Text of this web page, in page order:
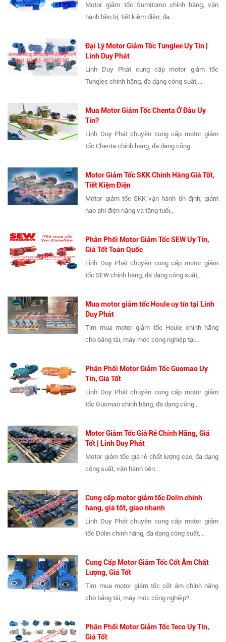
Motor giảm tốc Sumitomo chính hãng, vận
hành bền bỉ, tiết kiệm điện, đa...
Đại Lý Motor Giảm Tốc Tunglee Uy Tín |
Linh Duy Phát
Linh Duy Phát cung cấp motor giảm tốc
Tunglee chính hãng, đa dạng công suất,...
Mua Motor Giảm Tốc Chenta Ở Đâu Uy
Tín?
Linh Duy Phát chuyên cung cấp motor giảm
tốc Chenta chính hãng, đa dạng công...
Motor Giảm Tốc SKK Chính Hãng Giá Tốt,
Tiết Kiệm Điện
Motor giảm tốc SKK vận hành ổn định, giảm
hao phí điện năng và tăng tuổi...
Phân Phối Motor Giảm Tốc SEW Uy Tín,
Giá Tốt Toàn Quốc
Linh Duy Phát chuyên cung cấp motor giảm
tốc SEW chính hãng, đa dạng công suất,...
Mua motor giảm tốc Houle uy tín tại Linh
Duy Phát
Tìm mua motor giảm tốc Houle chính hãng
cho băng tải, máy móc công nghiệp tại...
Phân Phối Motor Giảm Tốc Guomao Uy
Tín, Giá Tốt
Linh Duy Phát chuyên cung cấp motor giảm
tốc Guomao chính hãng, đa dạng công...
Motor Giảm Tốc Giá Rẻ Chính Hãng, Giá
Tốt | Linh Duy Phát
Motor giảm tốc giá rẻ chất lượng cao, đa dạng
công suất, vận hành bền...
Cung cấp motor giảm tốc Dolin chính
hãng, giá tốt, giao nhanh
Linh Duy Phát chuyên cung cấp motor giảm
tốc Dolin chính hãng, đa dạng công suất,...
Cung Cấp Motor Giảm Tốc Cốt Âm Chất
Lượng, Giá Tốt
Tìm mua motor giảm tốc cốt âm chính hãng
cho băng tải, máy móc công nghiệp?...
Phân Phối Motor Giảm Tốc Teco Uy Tín,
Giá Tốt